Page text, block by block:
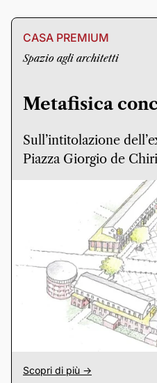
CASA PREMIUM
Spazio agli architetti
Metafisica
Sull’intitolazione
Piazza Giorgio de
Scopri di più ->